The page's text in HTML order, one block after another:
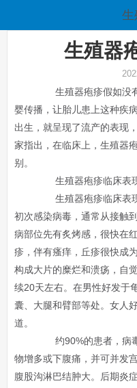
生
生殖器
生殖器疱疹假如没有
婴传播，让胎儿患上这种疾
出生，就呈现了流产的表现
家指出，在临床上，生殖器
别。
生殖器疱疹临床表
生殖器疱疹临床表现
初次感染病毒，通常从接触
病部位先有炙烤感，很快在
疹，伴有瘙痒，丘疹很快成
构成大片的糜烂和溃疡，自
续20天左右。在男性好发于
囊、大腿和臂部等处。女人
道。
约90%的患者，病毒
物增多或下腹痛，并可并发
腹股沟淋巴结肿大。后期炎